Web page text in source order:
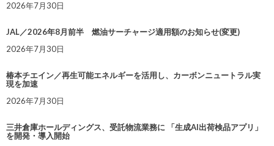
2026年7月30日
JAL／2026年8月前半 燃油サーチャージ適用額のお知らせ(変更)
2026年7月30日
椿本チエイン／再生可能エネルギーを活用し、カーボンニュートラル実
現を加速
2026年7月30日
三井倉庫ホールディングス、受託物流業務に 「生成AI出荷検品アプリ」
を開発・導入開始